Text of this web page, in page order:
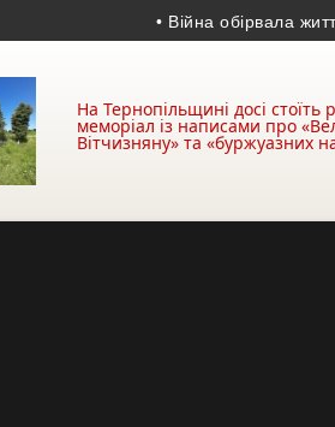
• Війна обірвала життя 50-
На Тернопільщині досі стоїть
меморіал із написами про
Вітчизняну» та «буржуазних